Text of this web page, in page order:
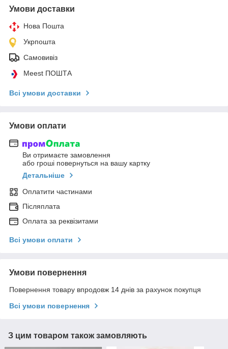
Умови доставки
Нова Пошта
Укрпошта
Самовивіз
Meest ПОШТА
Всі умови доставки
Умови оплати
Ви отримаєте замовлення
або гроші повернуться на вашу картку
Детальніше
Оплатити частинами
Післяплата
Оплата за реквізитами
Всі умови оплати
Умови повернення
Повернення товару впродовж 14 днів за рахунок покупця
Всі умови повернення
З цим товаром також замовляють